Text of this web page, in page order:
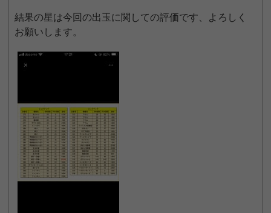
結果の星は今回の出玉に関しての評価です、よろしく
お願いします。